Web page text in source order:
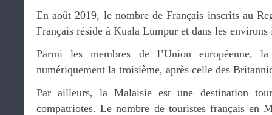
En août 2019, le nombre de Français inscrits au
Français réside à Kuala Lumpur et dans les
Parmi les membres de l’Union européenne, la
numériquement la troisième, après celle des
Par ailleurs, la Malaisie est une destination
compatriotes. Le nombre de touristes français en